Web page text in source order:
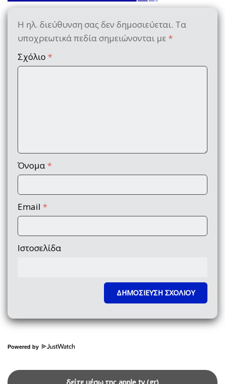
Η ηλ. διεύθυνση σας δεν δημοσιεύεται. Τα
υποχρεωτικά πεδία σημειώνονται με *
Σχόλιο *
Όνομα *
Email *
Ιστοσελίδα
Powered by